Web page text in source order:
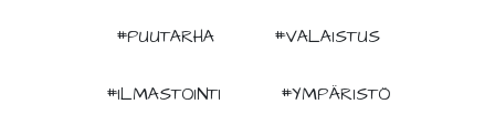
#PUUTARHA #VALAISTUS
#ILMASTOINTI #YMPÄRISTÖ